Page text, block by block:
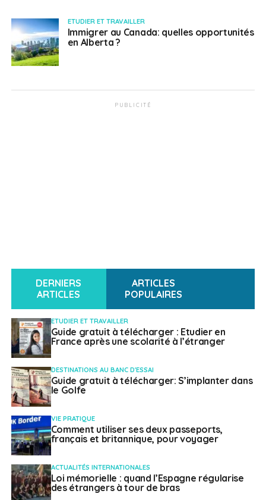
ETUDIER ET TRAVAILLER
Immigrer au Canada: quelles opportunités
en Alberta ?
PUBLICITÉ
DERNIERS
ARTICLES
ARTICLES
POPULAIRES
ETUDIER ET TRAVAILLER
Guide gratuit à télécharger : Etudier en
France après une scolarité à l’étranger
DESTINATIONS AU BANC D'ESSAI
Guide gratuit à télécharger: S’implanter dans
le Golfe
VIE PRATIQUE
Comment utiliser ses deux passeports,
français et britannique, pour voyager
ACTUALITÉS INTERNATIONALES
Loi mémorielle : quand l’Espagne régularise
des étrangers à tour de bras